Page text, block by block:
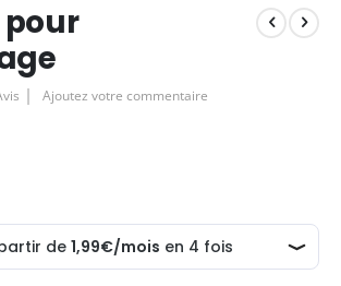
Ajoutez votre commentaire